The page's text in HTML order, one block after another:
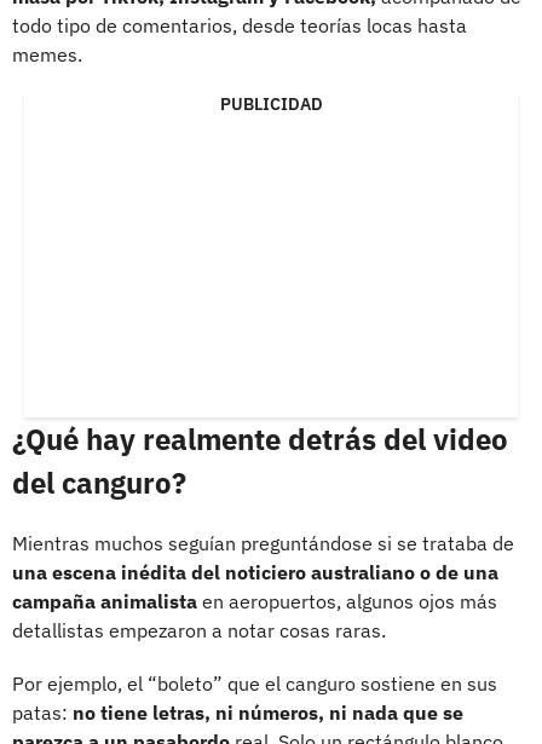
todo tipo de comentarios, desde teorías locas hasta
memes.
PUBLICIDAD
¿Qué hay realmente detrás del video
del canguro?
Mientras muchos seguían preguntándose si se trataba de
una escena inédita del noticiero australiano o de una
campaña animalista en aeropuertos, algunos ojos más
detallistas empezaron a notar cosas raras.
Por ejemplo, el “boleto” que el canguro sostiene en sus
patas: no tiene letras, ni números, ni nada que se